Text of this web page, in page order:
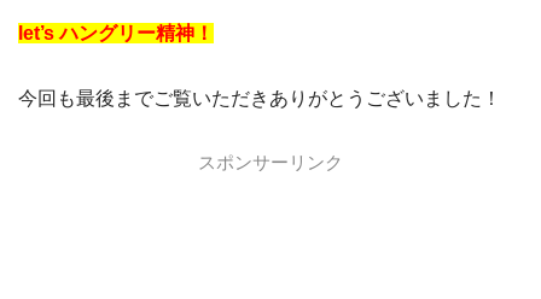
let’s ハングリー精神！
今回も最後までご覧いただきありがとうございました！
スポンサーリンク